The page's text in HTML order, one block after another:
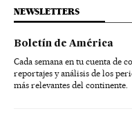
NEWSLETTERS
Boletín de América
Cada semana en tu cuenta de
reportajes y análisis de los
más relevantes del continente.